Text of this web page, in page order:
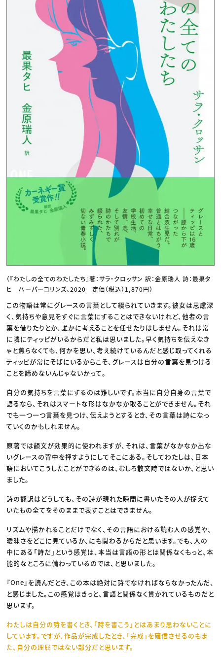
（『わたしの全てのわたしたち』著：サラ・クロッサン 訳：金原瑞人 詩：最果タ
ヒ ハーパーコリンズ、2020 定価（税込）1,870円）
この物語は常にグレースの言葉として綴られていきます。彼女は思慮深
く、気持ちや意見をすぐに言葉にすることはできないけれど、他者の言
葉を借りたりとか、誰かに考えることを任せたりはしません。それは常
に隣にティッピがいるからだと私は思いました。早く気持ちを伝えなき
ゃと焦らなくても、何かを思い、考え続けているんだと感じ取ってくれる
ティッピが常にそばにいるからこそ、グレースは自分の言葉を見つける
ことを諦めないんじゃないかって。
自分の気持ちを言葉にするのは難しいです。本当に自分自身の言葉で
語るなら、それはスマートな形はなかなか取ることができません。それ
でも一つ一つ言葉を見つけ、伝えようとするとき、その言葉は詩になっ
ていくのかもしれません。
原著では韻文が効果的に使われますが、それは、言葉がなかなか出な
いグレースの背中を押すようにしてそこにある。そしてわたしは、日本
語においてこうしたことができるのは、むしろ散文詩ではないか、と思い
ました。
詩の翻訳はどうしても、その詩が現れた瞬間に書いたその人が捉えて
いたもの全てをそのままで表すことはできません。
リズムや描かれることだけでなく、その言語における読む人の感覚や、
曖昧さをどこに見ているか、にも関わるからだと思います。でも、人の
中にある「詩だ」という感覚は、本当は言語の形とは関係なくもっと、本
能的なところに備わっているのでは、と思いました。
『One』を読んだとき、この本は絶対に詩でなければならなかったんだ、
と感じました。この感覚はきっと、言語と関係なく貫かれているものだと
思います。
わたしは自分の詩を書くとき、「詩を書こう」とはあまり思わないことに
しています。ですが、作品が完成したとき、「完成」を確信させるのもま
た、自分の理屈ではない部分だと思います。